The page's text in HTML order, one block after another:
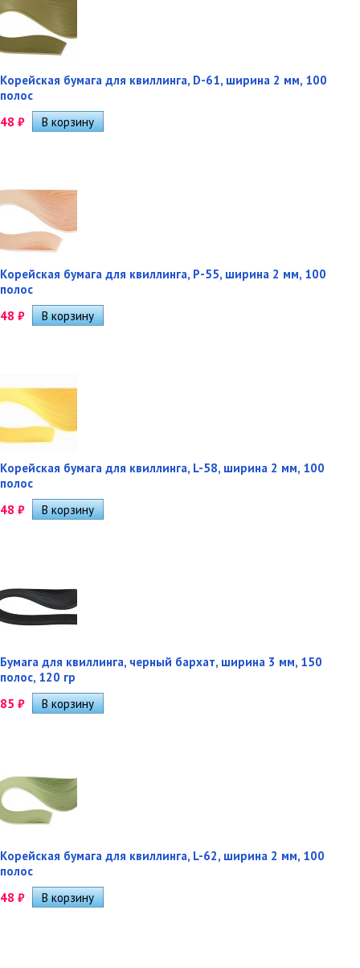
Корейская бумага для квиллинга, D-61, ширина 2 мм, 100
полос
48 ₽
Корейская бумага для квиллинга, P-55, ширина 2 мм, 100
полос
48 ₽
Корейская бумага для квиллинга, L-58, ширина 2 мм, 100
полос
48 ₽
Бумага для квиллинга, черный бархат, ширина 3 мм, 150
полос, 120 гр
85 ₽
Корейская бумага для квиллинга, L-62, ширина 2 мм, 100
полос
48 ₽